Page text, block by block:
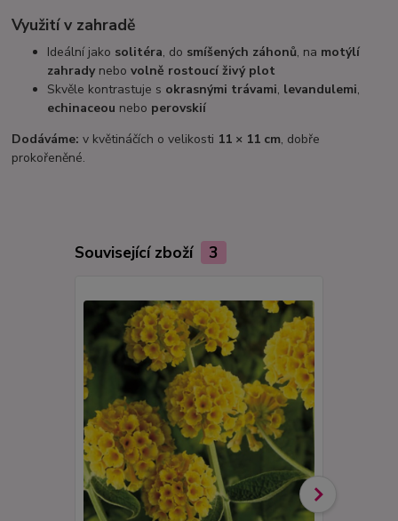
Využití v zahradě
Ideální jako solitéra, do smíšených záhonů, na motýlí
zahradynebovolně rostoucí živý plot
Skvěle kontrastuje s okrasnými trávami, levandulemi,
echinaceou nebo perovskií
Dodáváme: v květináčích o velikosti 11 × 11 cm, dobře
prokořeněné.
Související zboží 3